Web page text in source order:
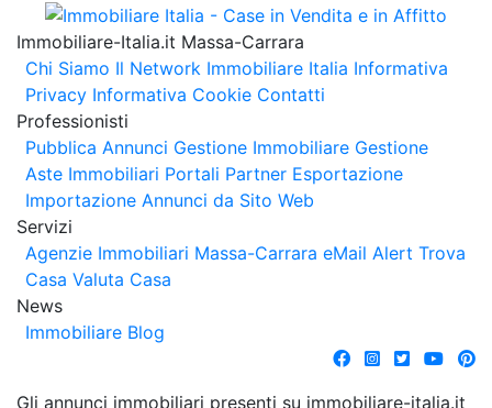
Immobiliare-Italia.it Massa-Carrara
Chi Siamo Il Network Immobiliare Italia Informativa
Privacy Informativa Cookie Contatti
Professionisti
Pubblica Annunci Gestione Immobiliare Gestione
Aste Immobiliari Portali Partner Esportazione
Importazione Annunci da Sito Web
Servizi
Agenzie Immobiliari Massa-Carrara eMail Alert Trova
Casa Valuta Casa
News
Immobiliare Blog
Gli annunci immobiliari presenti su immobiliare-italia.it